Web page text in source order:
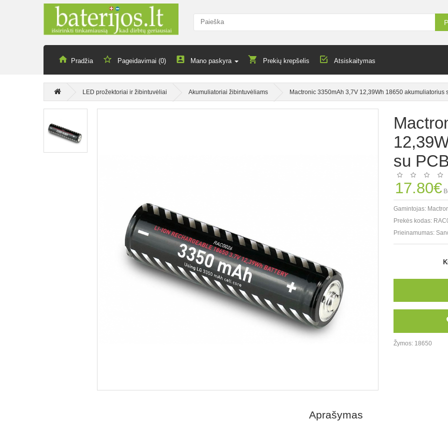
Pradžia Pageidavimai (0) Mano paskyra Prekių krepšelis Atsiskaitymas
LED prožektoriai ir žibintuvėliai Akumuliatoriai žibintuvėliams Mactronic 3350mAh 3,7V 12,39Wh 18650 akumuliatorius
su
17.80€
Gamintojas:
Prekės kodas:
Prieinamumas:
Žymos: 18650
Aprašymas